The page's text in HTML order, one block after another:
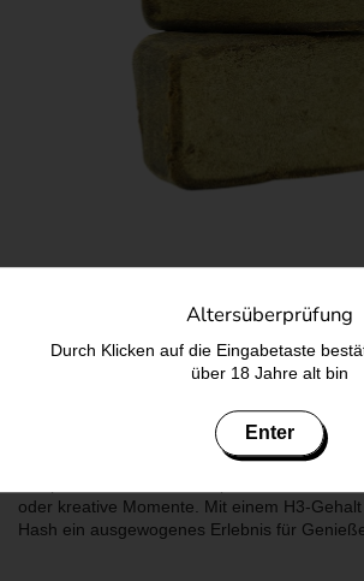
Gold Boy 2 Hash bietet dir genau das. Dieses
Haschisch kombiniert hochwertiges Hanfharz
Cannabinoid H3, bekannt für seine milde,
Kräutern und Gewürzen, die ein authentisches
Geschmackserlebnis schaffen. Die
krümelig, was die Handhabung erleichtert.
oder kreative Momente. Mit einem H3-
Hash ein ausgewogenes Erlebnis für
Altersüberprüfung
Durch Klicken auf die Eingabetaste
über 18 Jahre alt bin
Enter